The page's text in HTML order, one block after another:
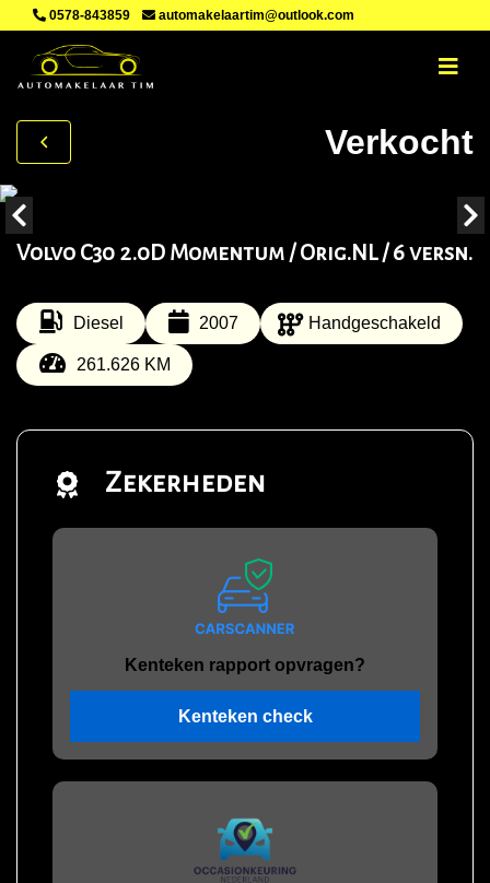
0578-843859 automakelaartim@outlook.com
Verkocht
Volvo C30 2.0D Momentum / Orig.NL / 6 versn.
Diesel 2007 Handgeschakeld
261.626 KM
Zekerheden
Kenteken rapport opvragen?
Kenteken check